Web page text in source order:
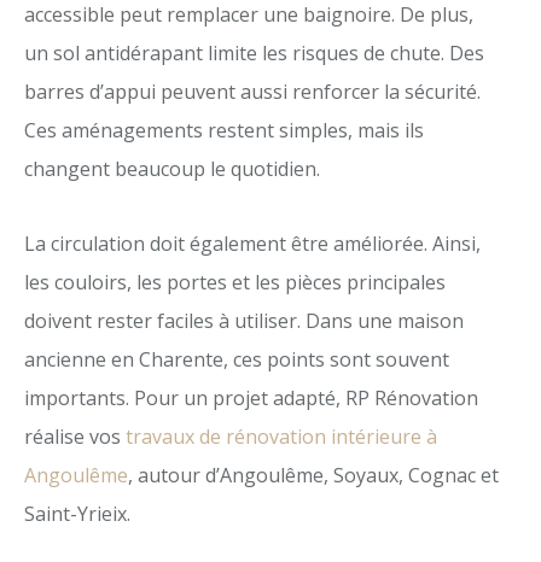
accessible peut remplacer une baignoire. De plus,
un sol antidérapant limite les risques de chute. Des
barres d’appui peuvent aussi renforcer la sécurité.
Ces aménagements restent simples, mais ils
changent beaucoup le quotidien.
La circulation doit également être améliorée. Ainsi,
les couloirs, les portes et les pièces principales
doivent rester faciles à utiliser. Dans une maison
ancienne en Charente, ces points sont souvent
importants. Pour un projet adapté, RP Rénovation
réalise vos travaux de rénovation intérieure à
Angoulême, autour d’Angoulême, Soyaux, Cognac et
Saint-Yrieix.